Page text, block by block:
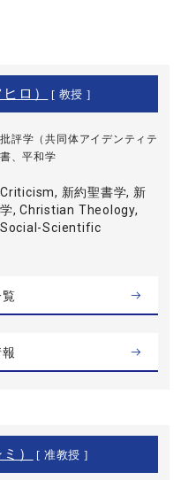
ロ） [ 教授 ]
評学（共同体アイデンティテ
、平和学
新約聖書学, 新
, Christian Theology,
Scientific
） [ 准教授 ]